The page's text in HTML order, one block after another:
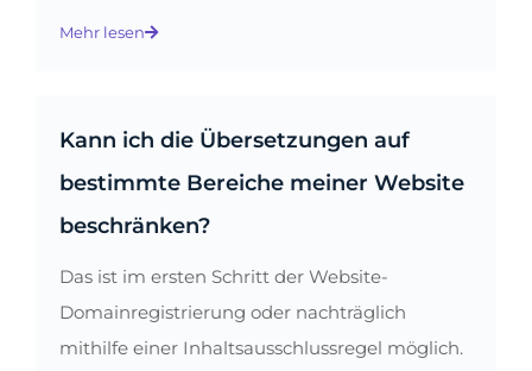
Mehr lesen
Kann ich die Übersetzungen auf
bestimmte Bereiche meiner Website
beschränken?
Das ist im ersten Schritt der Website-
Domainregistrierung oder nachträglich
mithilfe einer Inhaltsausschlussregel möglich.